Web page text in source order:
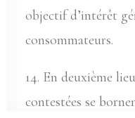
objectif d’intérêt
consommateurs.
14. En deuxième
contestées se